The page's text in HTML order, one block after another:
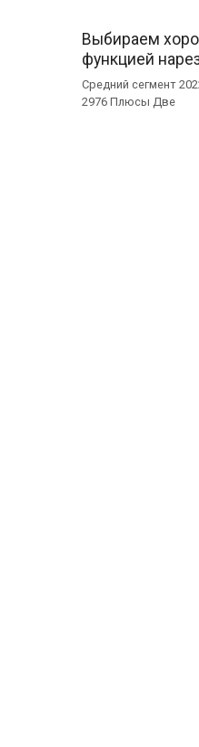
Выбираем
функцией
Средний сегмент
2976 Плюсы Две